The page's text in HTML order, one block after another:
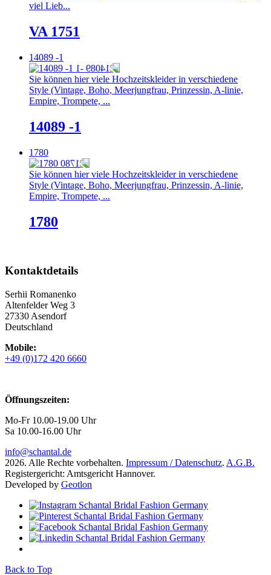
viel Lieb...
VA 1751
14089 -1
Sie können hier viele Hochzeitskleider in verschiedene
Style (Vintage, Boho, Meerjungfrau, Prinzessin, A-linie,
Empire, Trompete, ...
14089 -1
1780
Sie können hier viele Hochzeitskleider in verschiedene
Style (Vintage, Boho, Meerjungfrau, Prinzessin, A-linie,
Empire, Trompete, ...
1780
Kontaktdetails
Serhii Romanenko
Altenfelder Weg 3
27330 Asendorf
Deutschland
Mobile:
+49 (0)172 420 6660
Öffnungszeiten:
Mo-Fr 10.00-19.00 Uhr
Sa 10.00-16.00 Uhr
info@schantal.de
2026. Alle Rechte vorbehalten. Impressum / Datenschutz. A.G.B.
Registergericht: Amtsgericht Hannover.
Developed by Geotlon
Back to Top